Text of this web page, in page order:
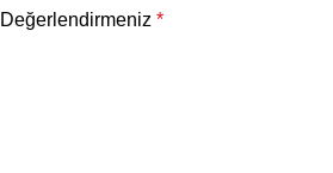
Değerlendirmeniz *